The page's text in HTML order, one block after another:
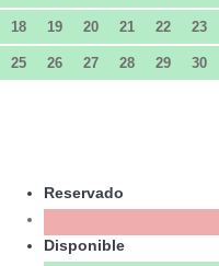
18 19 20 21 22 23
25 26 27 28 29 30
Reservado
Disponible